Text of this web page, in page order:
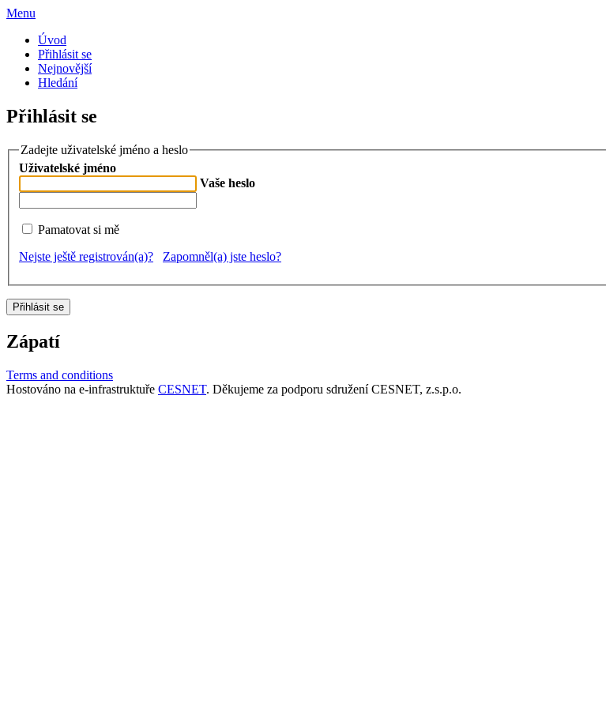
Menu
Úvod
Přihlásit se
Nejnovější
Hledání
Přihlásit se
Zadejte uživatelské jméno a heslo
Uživatelské jméno
Vaše heslo
Pamatovat si mě
Nejste ještě registrován(a)?
Zapomněl(a) jste heslo?
Zápatí
Terms and conditions
Hostováno na e-infrastruktuře CESNET. Děkujeme za podporu sdružení CESNET, z.s.p.o.